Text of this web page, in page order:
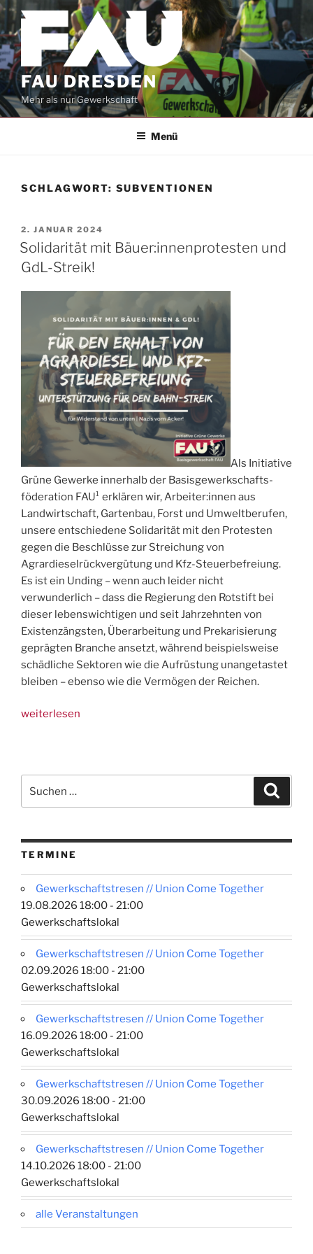
Zum
Inhalt
springen
FAU DRESDEN
Mehr als nur Gewerkschaft
Menü
SCHLAGWORT: SUBVENTIONEN
VERÖFFENTLICHT
AM
2. JANUAR 2024
Solidarität mit Bäuer:innenprotesten und
GdL-Streik!
Als Initiative
Grüne Gewerke innerhalb der Basisgewerkschafts-
föderation FAU¹ erklären wir, Arbeiter:innen aus
Landwirtschaft, Gartenbau, Forst und Umweltberufen,
unsere entschiedene Solidarität mit den Protesten
gegen die Beschlüsse zur Streichung von
Agrardieselrückvergütung und Kfz-Steuerbefreiung.
Es ist ein Unding – wenn auch leider nicht
verwunderlich – dass die Regierung den Rotstift bei
dieser lebenswichtigen und seit Jahrzehnten von
Existenzängsten, Überarbeitung und Prekarisierung
geprägten Branche ansetzt, während beispielsweise
schädliche Sektoren wie die Aufrüstung unangetastet
bleiben – ebenso wie die Vermögen der Reichen.
„Solidarität
GdL-
Streik!“
weiterlesen
nach:
TERMINE
Gewerkschaftstresen // Union Come Together
19.08.2026 18:00 - 21:00
Gewerkschaftslokal
Gewerkschaftstresen // Union Come Together
02.09.2026 18:00 - 21:00
Gewerkschaftslokal
Gewerkschaftstresen // Union Come Together
16.09.2026 18:00 - 21:00
Gewerkschaftslokal
Gewerkschaftstresen // Union Come Together
30.09.2026 18:00 - 21:00
Gewerkschaftslokal
Gewerkschaftstresen // Union Come Together
14.10.2026 18:00 - 21:00
Gewerkschaftslokal
alle Veranstaltungen